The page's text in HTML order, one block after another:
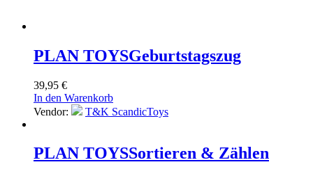
PLAN TOYSGeburtstagszug
39,95 €
In den Warenkorb
Vendor:
T&K ScandicToys
PLAN TOYSSortieren & Zählen